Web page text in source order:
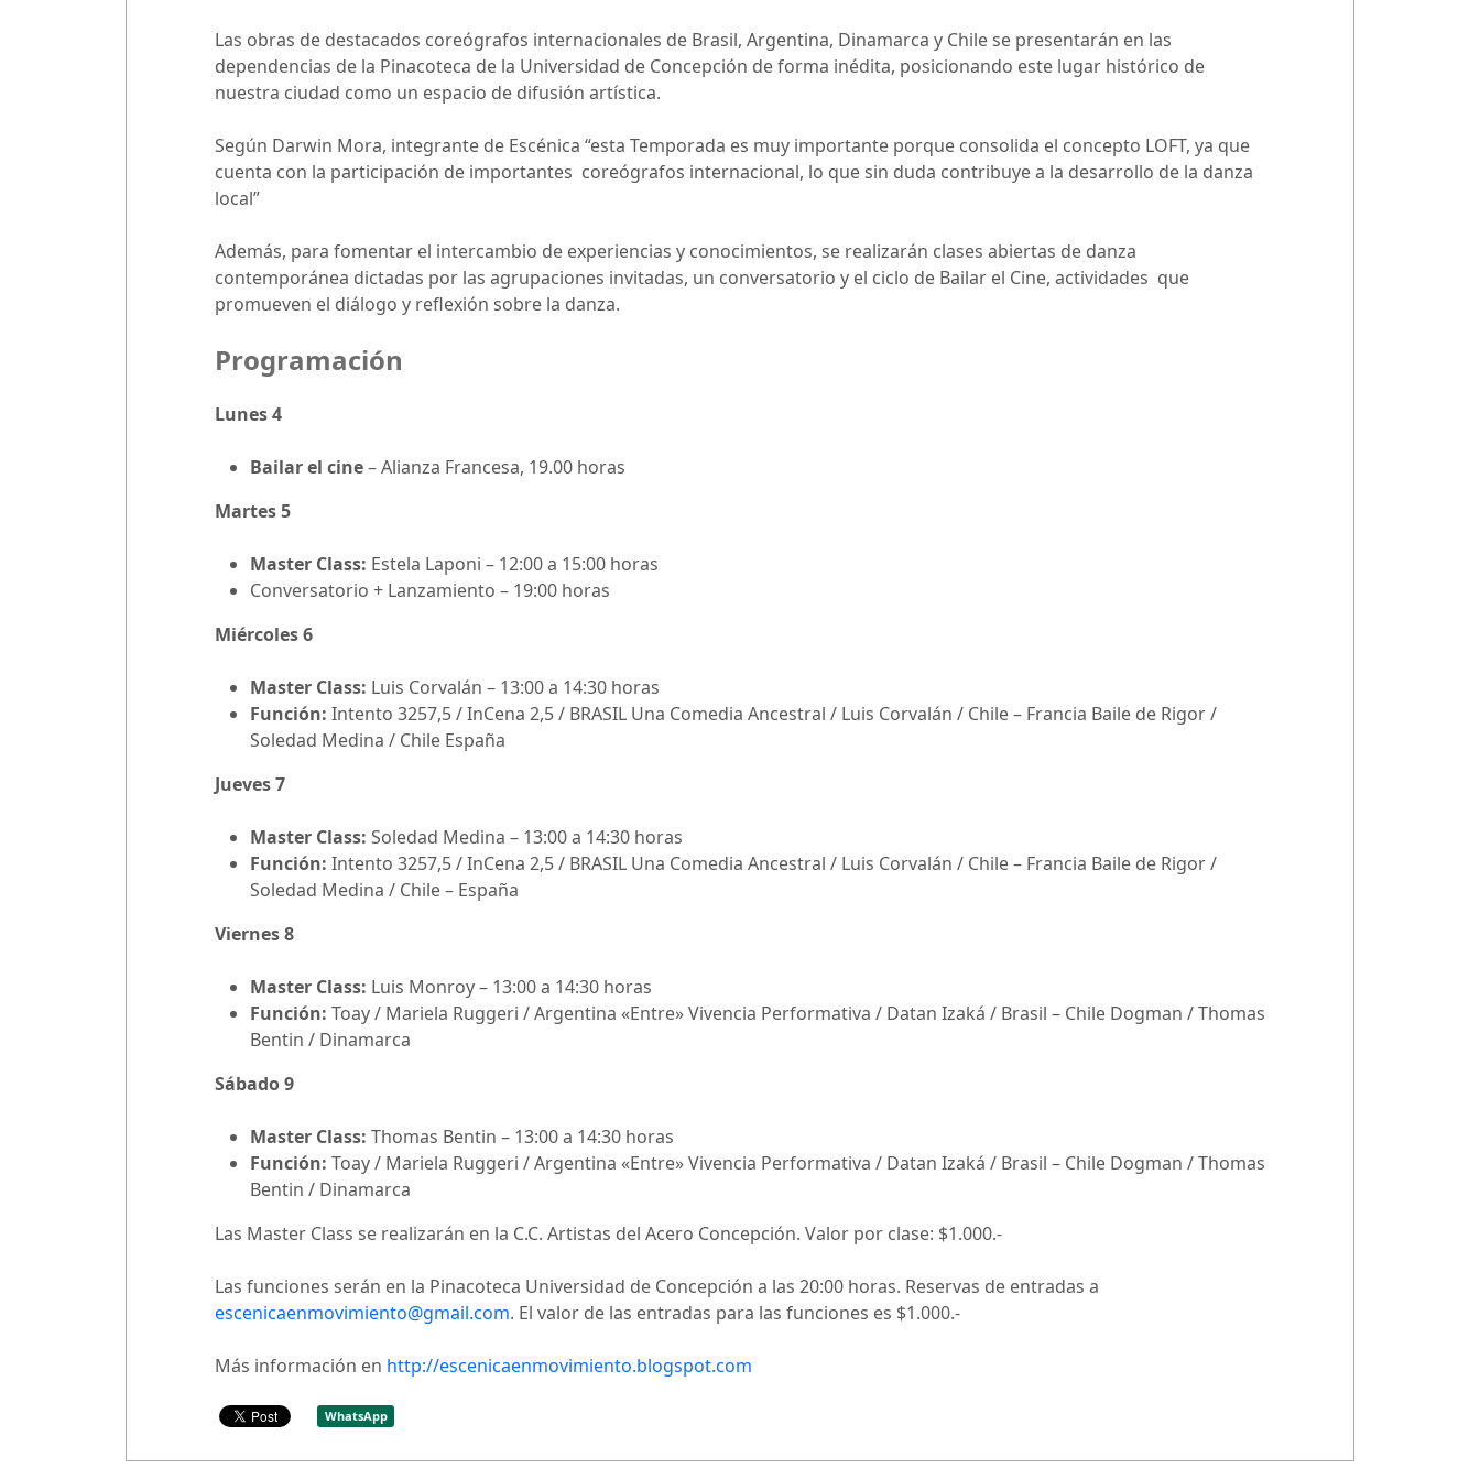
Las obras de destacados coreógrafos internacionales de Brasil, Argentina, Dinamarca y Chile se presentarán en las
dependencias de la Pinacoteca de la Universidad de Concepción de forma inédita, posicionando este lugar histórico de
nuestra ciudad como un espacio de difusión artística.
Según Darwin Mora, integrante de Escénica “esta Temporada es muy importante porque consolida el concepto LOFT, ya que
cuenta con la participación de importantes coreógrafos internacional, lo que sin duda contribuye a la desarrollo de la danza
local”
Además, para fomentar el intercambio de experiencias y conocimientos, se realizarán clases abiertas de danza
contemporánea dictadas por las agrupaciones invitadas, un conversatorio y el ciclo de Bailar el Cine, actividades que
promueven el diálogo y reflexión sobre la danza.
Programación
Lunes 4
Bailar el cine– Alianza Francesa, 19.00 horas
Martes 5
Master Class: Estela Laponi – 12:00 a 15:00 horas
Conversatorio + Lanzamiento – 19:00 horas
Miércoles 6
Master Class: Luis Corvalán – 13:00 a 14:30 horas
Función: Intento 3257,5 / InCena 2,5 / BRASIL Una Comedia Ancestral / Luis Corvalán / Chile – Francia Baile de Rigor /
Soledad Medina / Chile España
Jueves 7
Master Class: Soledad Medina – 13:00 a 14:30 horas
Función: Intento 3257,5 / InCena 2,5 / BRASIL Una Comedia Ancestral / Luis Corvalán / Chile – Francia Baile de Rigor /
Soledad Medina / Chile – España
Viernes 8
Master Class: Luis Monroy – 13:00 a 14:30 horas
Función: Toay / Mariela Ruggeri / Argentina «Entre» Vivencia Performativa / Datan Izaká / Brasil – Chile Dogman / Thomas
Bentin / Dinamarca
Sábado 9
Master Class: Thomas Bentin – 13:00 a 14:30 horas
Función: Toay / Mariela Ruggeri / Argentina «Entre» Vivencia Performativa / Datan Izaká / Brasil – Chile Dogman / Thomas
Bentin / Dinamarca
Las Master Class se realizarán en la C.C. Artistas del Acero Concepción. Valor por clase: $1.000.-
Las funciones serán en la Pinacoteca Universidad de Concepción a las 20:00 horas. Reservas de entradas a
escenicaenmovimiento@gmail.com. El valor de las entradas para las funciones es $1.000.-
Más información en http://escenicaenmovimiento.blogspot.com
WhatsApp